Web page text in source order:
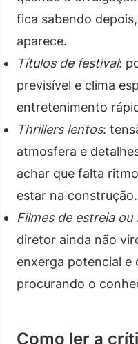
fica sabendo
aparece.
Títulos de festival:
previsível e clima
entretenimento
Thrillers lentos:
atmosfera e
achar que falta
estar na construção.
Filmes de estreia
diretor ainda não
enxerga potencial e
procurando o
Como ler a